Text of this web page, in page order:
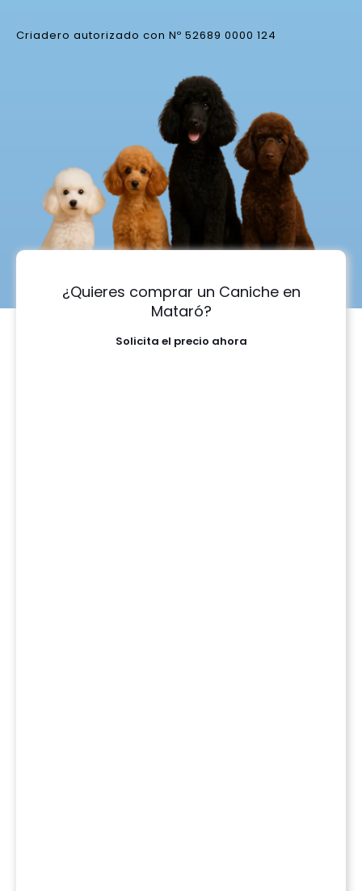
Criadero autorizado con Nº 52689 0000 124
¿Quieres comprar un Caniche en
Mataró?
Solicita el precio ahora